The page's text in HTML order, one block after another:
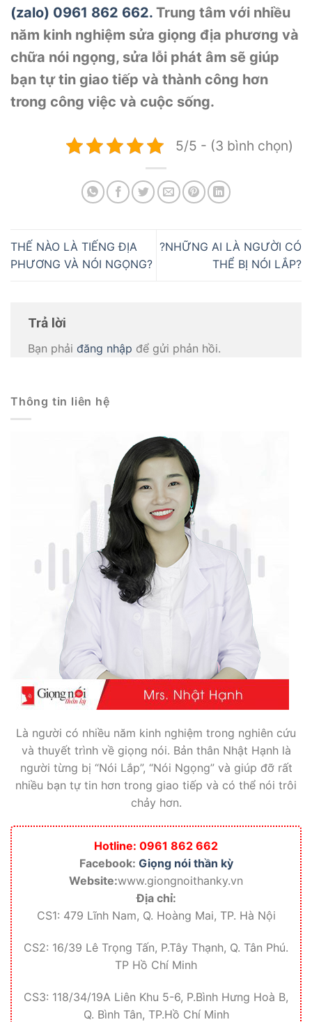
(zalo) 0961 862 662. Trung tâm với nhiều
năm kinh nghiệm sửa giọng địa phương và
chữa nói ngọng, sửa lỗi phát âm sẽ giúp
bạn tự tin giao tiếp và thành công hơn
trong công việc và cuộc sống.
5/5 - (3 bình chọn)
THẾ NÀO LÀ TIẾNG ĐỊA
PHƯƠNG VÀ NÓI NGỌNG?
?NHỮNG AI LÀ NGƯỜI CÓ
THỂ BỊ NÓI LẮP?
Trả lời
Bạn phải đăng nhập để gửi phản hồi.
Thông tin liên hệ
Là người có nhiều năm kinh nghiệm trong nghiên cứu
và thuyết trình về giọng nói. Bản thân Nhật Hạnh là
người từng bị “Nói Lắp”, “Nói Ngọng” và giúp đỡ rất
nhiều bạn tự tin hơn trong giao tiếp và có thể nói trôi
chảy hơn.
Hotline: 0961 862 662
Facebook: Giọng nói thần kỳ
Website:www.giongnoithanky.vn
Địa chỉ:
CS1: 479 Lĩnh Nam, Q. Hoàng Mai, TP. Hà Nội
CS2: 16/39 Lê Trọng Tấn, P.Tây Thạnh, Q. Tân Phú.
TP Hồ Chí Minh
CS3: 118/34/19A Liên Khu 5-6, P.Bình Hưng Hoà B,
Q. Bình Tân, TP.Hồ Chí Minh